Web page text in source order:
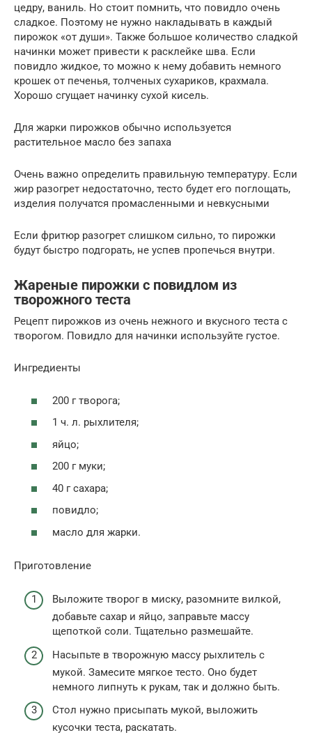
цедру, ваниль. Но стоит помнить, что повидло очень
сладкое. Поэтому не нужно накладывать в каждый
пирожок «от души». Также большое количество сладкой
начинки может привести к расклейке шва. Если
повидло жидкое, то можно к нему добавить немного
крошек от печенья, толченых сухариков, крахмала.
Хорошо сгущает начинку сухой кисель.
Для жарки пирожков обычно используется
растительное масло без запаха
Очень важно определить правильную температуру. Если
жир разогрет недостаточно, тесто будет его поглощать,
изделия получатся промасленными и невкусными
Если фритюр разогрет слишком сильно, то пирожки
будут быстро подгорать, не успев пропечься внутри.
Жареные пирожки с повидлом из
творожного теста
Рецепт пирожков из очень нежного и вкусного теста с
творогом. Повидло для начинки используйте густое.
Ингредиенты
200 г творога;
1 ч. л. рыхлителя;
яйцо;
200 г муки;
40 г сахара;
повидло;
масло для жарки.
Приготовление
Выложите творог в миску, разомните вилкой,
добавьте сахар и яйцо, заправьте массу
щепоткой соли. Тщательно размешайте.
Насыпьте в творожную массу рыхлитель с
мукой. Замесите мягкое тесто. Оно будет
немного липнуть к рукам, так и должно быть.
Стол нужно присыпать мукой, выложить
кусочки теста, раскатать.